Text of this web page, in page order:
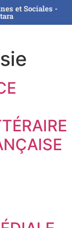
et Sociales -